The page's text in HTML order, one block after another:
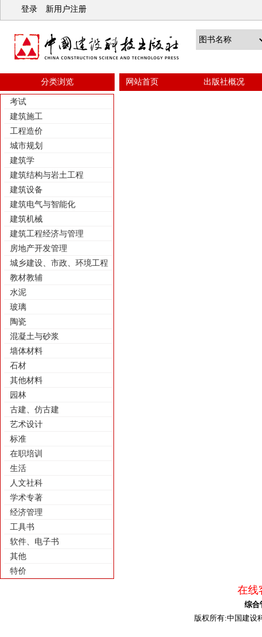
登录 新用户注册
分类浏览 网站首页 出版社概况
考试
建筑施工
工程造价
城市规划
建筑学
建筑结构与岩土工程
建筑设备
建筑电气与智能化
建筑机械
建筑工程经济与管理
房地产开发管理
城乡建设、市政、环境工程
教材教辅
水泥
玻璃
陶瓷
混凝土与砂浆
墙体材料
石材
其他材料
园林
古建、仿古建
艺术设计
标准
在职培训
生活
人文社科
学术专著
经济管理
工具书
软件、电子书
其他
特价
在线
综合
版权所有:中国建设